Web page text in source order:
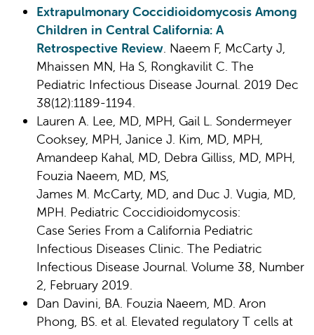
Extrapulmonary Coccidioidomycosis Among
Children in Central California: A
Retrospective Review. Naeem F, McCarty J,
Mhaissen MN, Ha S, Rongkavilit C. The
Pediatric Infectious Disease Journal. 2019 Dec
38(12):1189-1194.
Lauren A. Lee, MD, MPH, Gail L. Sondermeyer
Cooksey, MPH, Janice J. Kim, MD, MPH,
Amandeep Kahal, MD, Debra Gilliss, MD, MPH,
Fouzia Naeem, MD, MS,
James M. McCarty, MD, and Duc J. Vugia, MD,
MPH. Pediatric Coccidioidomycosis:
Case Series From a California Pediatric
Infectious Diseases Clinic. The Pediatric
Infectious Disease Journal. Volume 38, Number
2, February 2019.
Dan Davini, BA. Fouzia Naeem, MD. Aron
Phong, BS. et al. Elevated regulatory T cells at